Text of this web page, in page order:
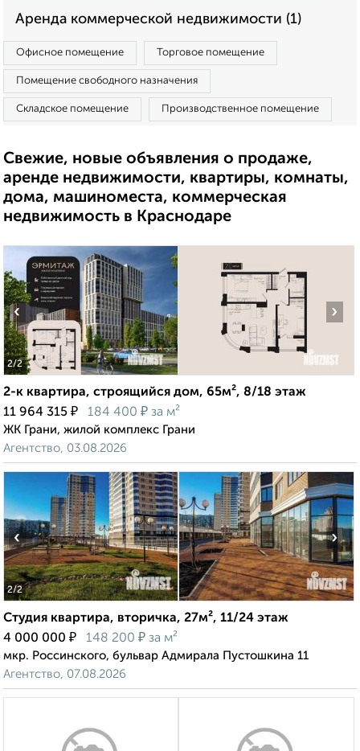
Аренда коммерческой недвижимости (1)
Офисное помещение Торговое помещение
Помещение свободного назначения
Складское помещение Производственное помещение
Свежие, новые объявления о продаже,
аренде недвижимости, квартиры, комнаты,
дома, машиноместа, коммерческая
недвижимость в Краснодаре
2/2
‹ ›
2-к квартира, строящийся дом, 65м², 8/18 этаж
11 964 315 ₽ 184 400 ₽ за м²
ЖК Грани, жилой комплекс Грани
Агентство, 03.08.2026
2/2
‹ ›
Студия квартира, вторичка, 27м², 11/24 этаж
4 000 000 ₽ 148 200 ₽ за м²
мкр. Россинского, бульвар Адмирала Пустошкина 11
Агентство, 07.08.2026